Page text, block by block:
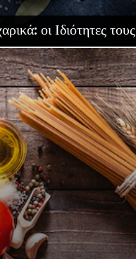
οι Ιδιότητες τους